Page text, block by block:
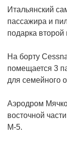
Итальянский
пассажира и
подарка второй
На борту
помещается 3
для семейного
Аэродром
восточной
М-5.